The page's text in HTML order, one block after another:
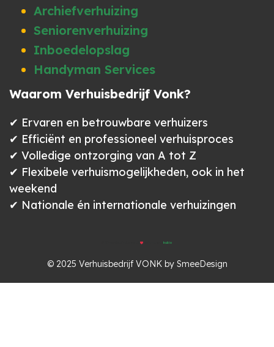
Archiefverhuizing
Seniorenverhuizing
Inboedelopslag
Handyman Services
Waarom Verhuisbedrijf Vonk?
✔ Ervaren en betrouwbare verhuizers
✔ Efficiënt en professioneel verhuisproces
✔ Volledige ontzorging van A tot Z
✔ Flexibele verhuismogelijkheden, ook in het
weekend
✔ Nationale én internationale verhuizingen
kubio
© 2025 Verhuisbedrijf VONK by SmeeDesign